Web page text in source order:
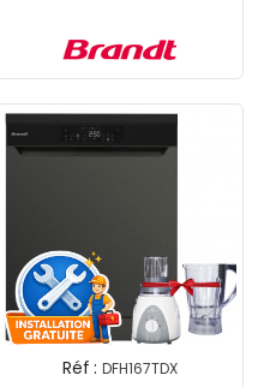
Réf : DFH167TDX